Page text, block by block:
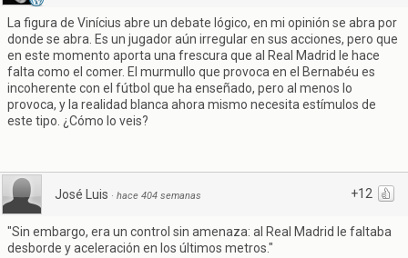
La figura de Vinícius abre un debate lógico, en mi opinión se abra por
donde se abra. Es un jugador aún irregular en sus acciones, pero que
en este momento aporta una frescura que al Real Madrid le hace
falta como el comer. El murmullo que provoca en el Bernabéu es
incoherente con el fútbol que ha enseñado, pero al menos lo
provoca, y la realidad blanca ahora mismo necesita estímulos de
este tipo. ¿Cómo lo veis?
+12
José Luis · hace 404 semanas
"Sin embargo, era un control sin amenaza: al Real Madrid le faltaba
desborde y aceleración en los últimos metros."